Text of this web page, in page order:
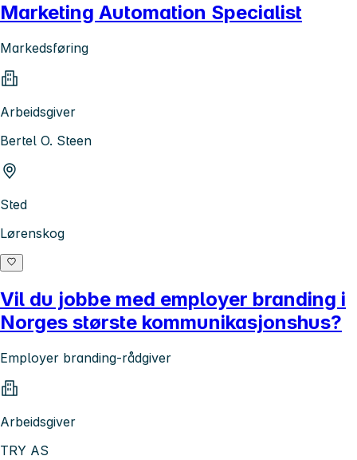
Marketing Automation Specialist
Markedsføring
Arbeidsgiver
Bertel O. Steen
Sted
Lørenskog
Vil du jobbe med employer branding i
Norges største kommunikasjonshus?
Employer branding-rådgiver
Arbeidsgiver
TRY AS